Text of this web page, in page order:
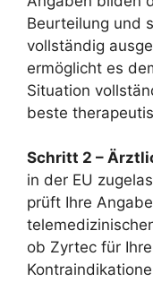
Beurteilung und
vollständig
ermöglicht es
Situation
beste
Schritt 2 –
in der EU
prüft Ihre
ob Zyrtec für